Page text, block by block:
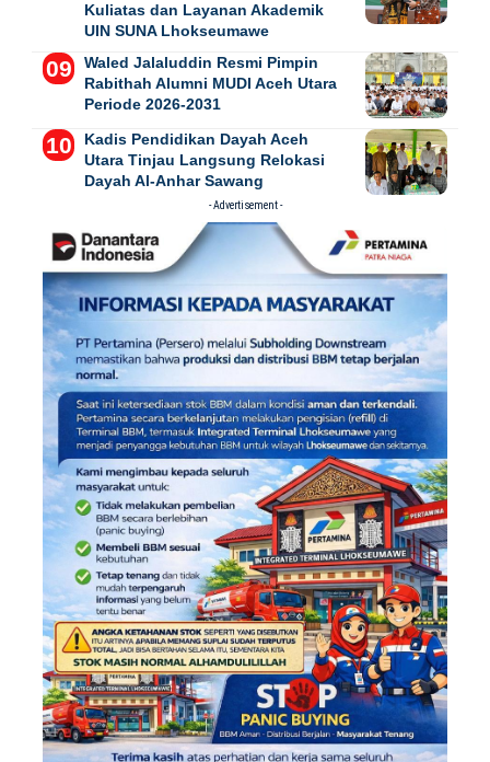
Kuliatas dan Layanan Akademik
UIN SUNA Lhokseumawe
Waled Jalaluddin Resmi Pimpin
Rabithah Alumni MUDI Aceh Utara
Periode 2026-2031
Kadis Pendidikan Dayah Aceh
Utara Tinjau Langsung Relokasi
Dayah Al-Anhar Sawang
- Advertisement -